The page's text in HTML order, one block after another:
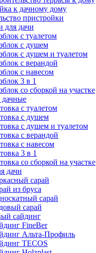
к дачному дому
пристройки
для дачи
с туалетом
с душем
с душем и туалетом
с верандой
с навесом
3 в 1
со сборкой на участке
с туалетом
с душем
с душем и туалетом
с верандой
с навесом
3 в 1
со сборкой на участке
дачи
сарай
из бруса
сарай
сарай
сайдинг
FineBer
Альта-Профиль
TECOS